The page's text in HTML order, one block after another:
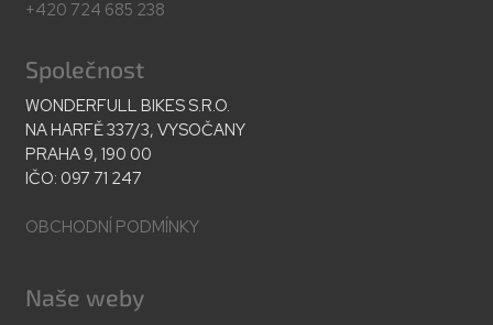
+420 724 685 238
Společnost
WONDERFULL BIKES S.R.O.
NA HARFĚ 337/3, VYSOČANY
PRAHA 9, 190 00
IČO: 097 71 247
OBCHODNÍ PODMÍNKY
Naše weby